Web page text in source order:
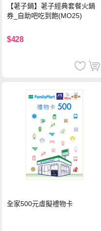
【荖子鍋】荖子經典套餐火鍋
券_自助吧吃到飽(MO25)
$428
全家500元虛擬禮物卡